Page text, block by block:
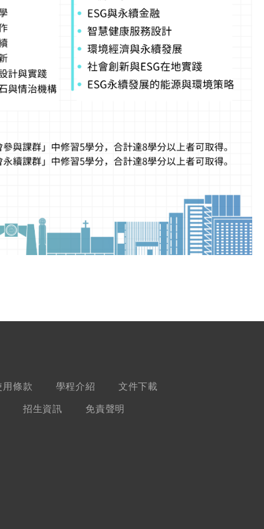
用條款 學程介紹 文件下載
招生資訊 免責聲明